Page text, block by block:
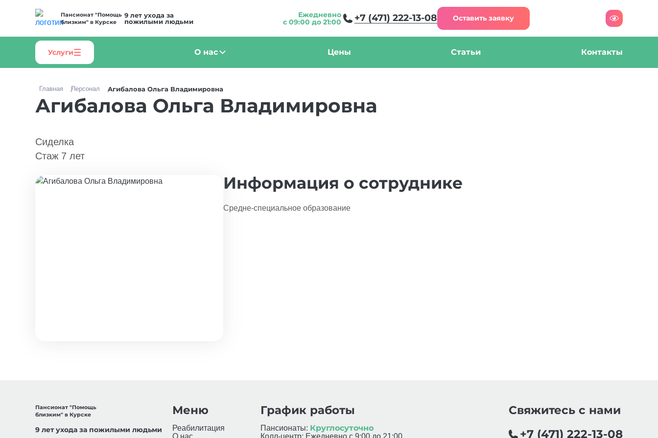
Пансионат "Помощь
близким" в Курске
9 лет ухода за
пожилыми людьми
Ежедневно
с 09:00 до 21:00
+7 (471) 222-13-08 Оставить заявку
Услуги О нас Цены Статьи Контакты
Главная Персонал Агибалова Ольга Владимировна
Агибалова Ольга Владимировна
Сиделка
Стаж 7 лет
Информация о сотруднике
Средне-специальное образование
Пансионат "Помощь
близким" в Курске
9 лет ухода за пожилыми людьми
Меню
Реабилитация
О нас
График работы
Пансионаты: Круглосуточно
Колл-центр: Ежедневно с 9:00 до 21:00
Свяжитесь с нами
+7 (471) 222-13-08